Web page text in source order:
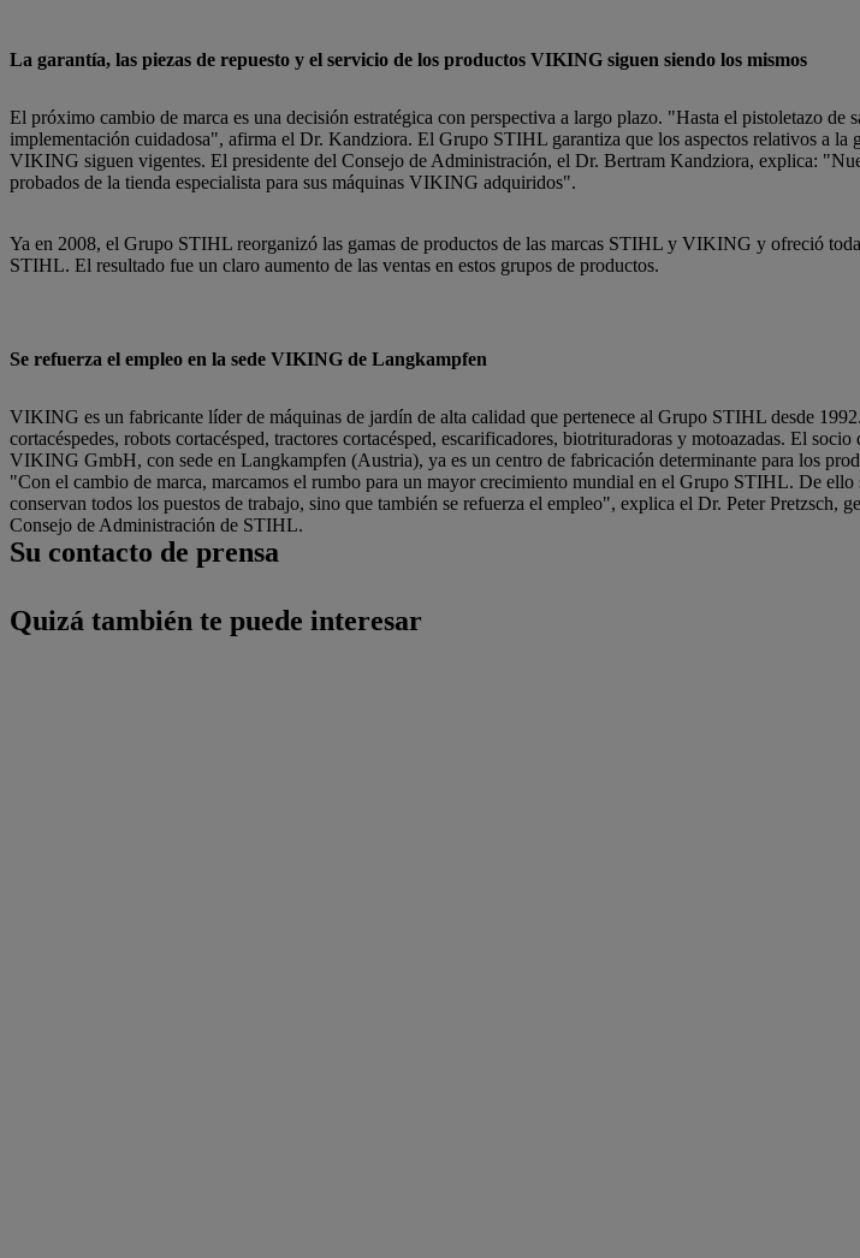
La garantía, las piezas de repuesto y el servicio de los productos VIKING siguen siendo los mismos
El próximo cambio de marca es una decisión estratégica con perspectiva a largo plazo. "Hasta el pistoletazo de
implementación cuidadosa", afirma el Dr. Kandziora. El Grupo STIHL garantiza que los aspectos relativos a la
VIKING siguen vigentes. El presidente del Consejo de Administración, el Dr. Bertram Kandziora, explica:
probados de la tienda especialista para sus máquinas VIKING adquiridos".
Ya en 2008, el Grupo STIHL reorganizó las gamas de productos de las marcas STIHL y VIKING y ofreció
STIHL. El resultado fue un claro aumento de las ventas en estos grupos de productos.
Se refuerza el empleo en la sede VIKING de Langkampfen
VIKING es un fabricante líder de máquinas de jardín de alta calidad que pertenece al Grupo STIHL desde
cortacéspedes, robots cortacésped, tractores cortacésped, escarificadores, biotrituradoras y motoazadas. El
VIKING GmbH, con sede en Langkampfen (Austria), ya es un centro de fabricación determinante para los
"Con el cambio de marca, marcamos el rumbo para un mayor crecimiento mundial en el Grupo STIHL. De
conservan todos los puestos de trabajo, sino que también se refuerza el empleo", explica el Dr. Peter
Consejo de Administración de STIHL.
Su contacto de prensa
Quizá también te puede interesar